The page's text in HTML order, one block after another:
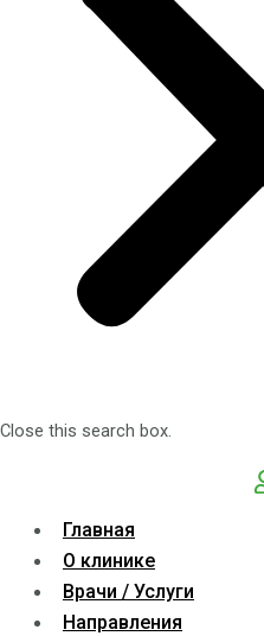
Close this search box.
Главная
О клинике
Врачи / Услуги
Направления